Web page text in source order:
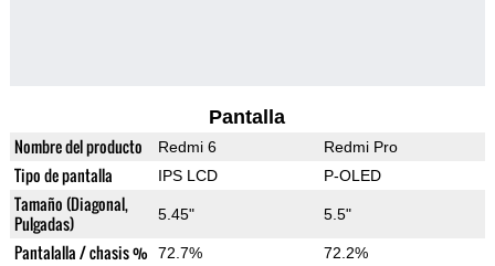
Pantalla
Nombre del producto Redmi 6 Redmi Pro
Tipo de pantalla IPS LCD P-OLED
Tamaño (Diagonal,
Pulgadas)
5.45" 5.5"
Pantalalla / chasis % 72.7% 72.2%